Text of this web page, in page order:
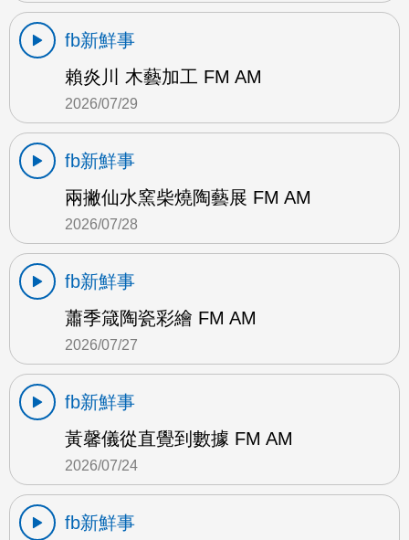
fb新鮮事
賴炎川 木藝加工 FM AM
2026/07/29
fb新鮮事
兩撇仙水窯柴燒陶藝展 FM AM
2026/07/28
fb新鮮事
蕭季箴陶瓷彩繪 FM AM
2026/07/27
fb新鮮事
黃馨儀從直覺到數據 FM AM
2026/07/24
fb新鮮事